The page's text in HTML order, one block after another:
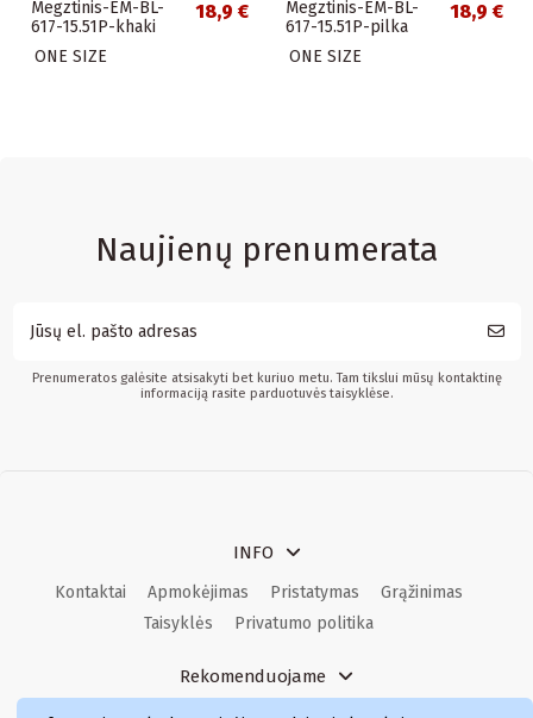
Megztinis-EM-BL-
617-15.51P-khaki
18,9 €
ONE SIZE
Megztinis-EM-BL-
617-15.51P-pilka
18,9 €
ONE SIZE
Naujienų prenumerata
Prenumeratos galėsite atsisakyti bet kuriuo metu. Tam tikslui mūsų kontaktinę
informaciją rasite parduotuvės taisyklėse.
INFO
Kontaktai Apmokėjimas Pristatymas
Grąžinimas
Taisyklės
Privatumo politika
Rekomenduojame